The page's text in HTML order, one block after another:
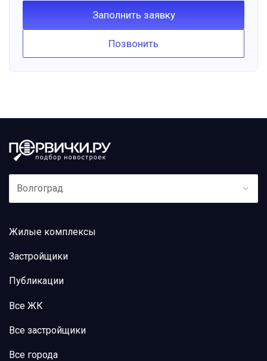
Заполнить заявку
Позвонить
Волгоград
Жилые комплексы
Застройщики
Публикации
Все ЖК
Все застройщики
Все города